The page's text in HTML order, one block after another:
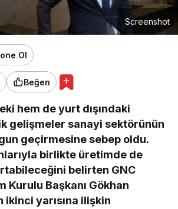
Screenshot
Ol
Beğen
hem de yurt dışındaki
gelişmeler sanayi sektörünün
geçirmesine sebep oldu.
birlikte üretimde de
belirten GNC
Kurulu Başkanı Gökhan
ikinci yarısına ilişkin